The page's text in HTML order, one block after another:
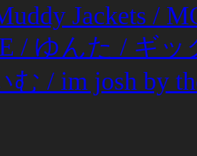
Jackets /
/ ゆんた / ギ
/ im josh by